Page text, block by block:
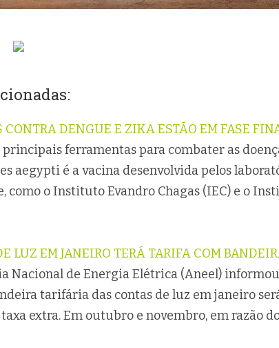
CONTRA DENGUE E ZIKA ESTÃO EM FASE
principais ferramentas para combater as
aegypti é a vacina desenvolvida pelos
como o Instituto Evandro Chagas (IEC) e o
LUZ EM JANEIRO TERÁ TARIFA COM
Nacional de Energia Elétrica (Aneel)
tarifária das contas de luz em janeiro
extra. Em outubro e novembro, em razão